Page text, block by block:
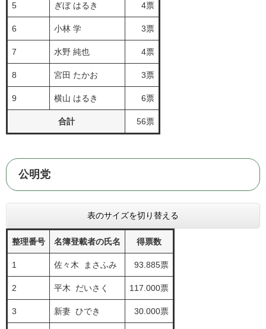
5 ぎぼ はるき 4票
6 小林 学 3票
7 水野 純也 4票
8 宮田 たかお 3票
9 横山 はるき 6票
合計 56票
公明党
表のサイズを切り替える
整理番号 名簿登載者の氏名 得票数
1 佐々木 まさふみ 93.885票
2 平木 だいさく 117.000票
3 新妻 ひでき 30.000票